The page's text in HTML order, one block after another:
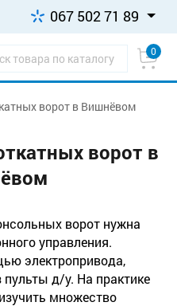
067 502 71 89
0
ворот в Вишнёвом
ворот в
ворот нужна
управления.
электропривода,
д/у. На практике
множество